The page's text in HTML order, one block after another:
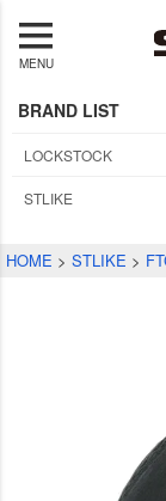
MENU
BRAND LIST
LOCKSTOCK
STLIKE
HOME STLIKE